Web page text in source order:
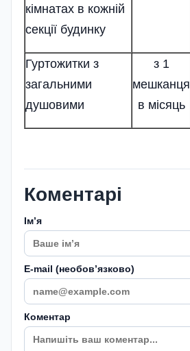
кімнатах в кожній
секції будинку
Гуртожитки з
загальними
душовими
з 1
мешканця
в місяць
Коментарі
Імʼя
E-mail (необовʼязково)
Коментар